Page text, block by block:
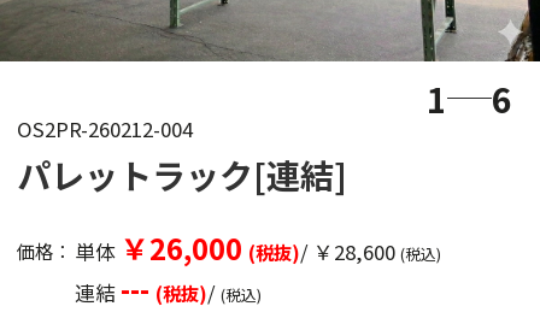
1 6
OS2PR-260212-004
パレットラック[連結]
価格： 単体 ￥26,000 (税抜)/ ￥28,600 (税込)
連結 --- (税抜)/(税込)